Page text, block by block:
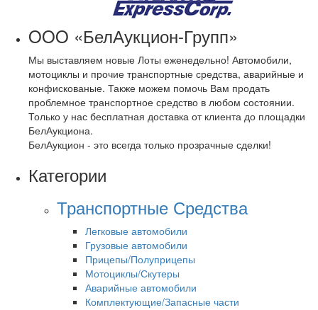
OOO «БелАукцион-Групп»
Мы выставляем новые Лоты еженедельно! Автомобили,
мотоциклы и прочие транспортные средства, аварийные и
конфискованые. Также можем помочь Вам продать
проблемное транспортное средство в любом состоянии.
Только у нас бесплатная доставка от клиента до площадки
БелАукциона.
БелАукцион - это всегда только прозрачные сделки!
Категории
Транспортные Средства
Легковые автомобили
Грузовые автомобили
Прицепы/Полуприцепы
Мотоциклы/Скутеры
Аварийные автомобили
Комплектующие/Запасные части